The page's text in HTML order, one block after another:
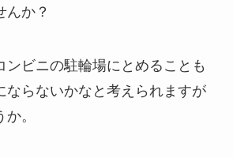
んか？
ンビニの駐輪場にとめることも
ならないかなと考えられますが
。